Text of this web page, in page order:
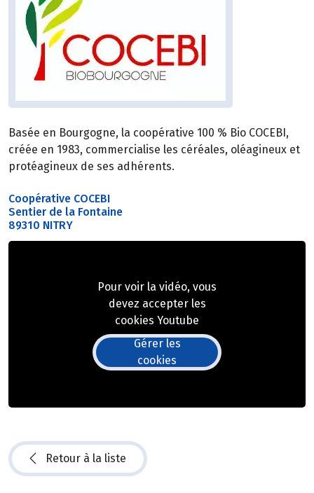
Basée en Bourgogne, la coopérative 100 % Bio COCEBI,
créée en 1983, commercialise les céréales, oléagineux et
protéagineux de ses adhérents.
Coopérative COCEBI
Sentier de la Fontaine
89310 NITRY
Pour voir la vidéo, vous
devez accepter les
cookies Youtube
Gérer les
cookies
Retour à la liste